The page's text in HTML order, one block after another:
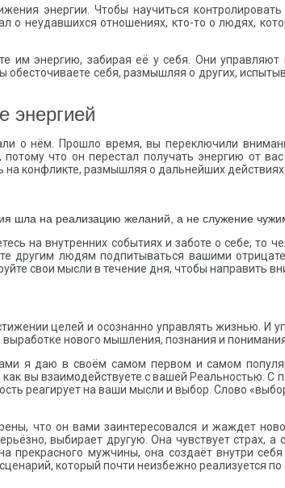
энергии. Чтобы научиться
о неудавшихся отношениях, кто-то о людях,
им энергию, забирая её у себя. Они
себя, размышляя о других,
энергией
о нём. Прошло время, вы переключили
что он перестал получать энергию от
конфликте, размышляя о дальнейших
шла на реализацию желаний, а не служение
на внутренних событиях и заботе о себе,
другим людям подпитываться вашими
свои мысли в течение дня, чтобы направить
целей и осознанно управлять жизнью. И
нового мышления, познания и понимания
я даю в своём самом первом и самом
как вы взаимодействуете с вашей Реальностью.
реагирует на ваши мысли и выбор. Слово «
что он вами заинтересовался и жаждет
выбирает другую. Она чувствует
мужчины, она создаёт внутри
который почти неизбежно реализуется по